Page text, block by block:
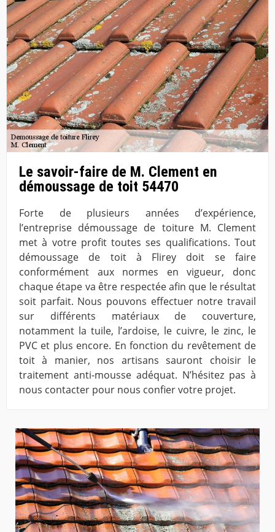
Le savoir-faire de M. Clement en
démoussage de toit 54470
Forte de plusieurs années d’expérience,
l’entreprise démoussage de toiture M. Clement
met à votre profit toutes ses qualifications. Tout
démoussage de toit à Flirey doit se faire
conformément aux normes en vigueur, donc
chaque étape va être respectée afin que le résultat
soit parfait. Nous pouvons effectuer notre travail
sur différents matériaux de couverture,
notamment la tuile, l’ardoise, le cuivre, le zinc, le
PVC et plus encore. En fonction du revêtement de
toit à manier, nos artisans sauront choisir le
traitement anti-mousse adéquat. N’hésitez pas à
nous contacter pour nous confier votre projet.